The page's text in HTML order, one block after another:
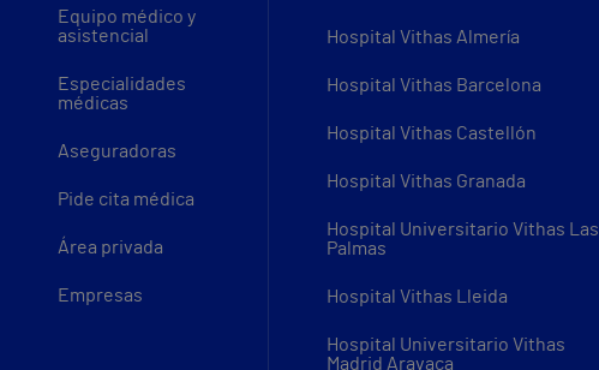
Equipo médico y
asistencial
Especialidades
médicas
Aseguradoras
Pide cita médica
Área privada
Empresas
Hospital Vithas Almería
Hospital Vithas Barcelona
Hospital Vithas Castellón
Hospital Vithas Granada
Hospital Universitario Vithas Las
Palmas
Hospital Vithas Lleida
Hospital Universitario Vithas
Madrid Aravaca